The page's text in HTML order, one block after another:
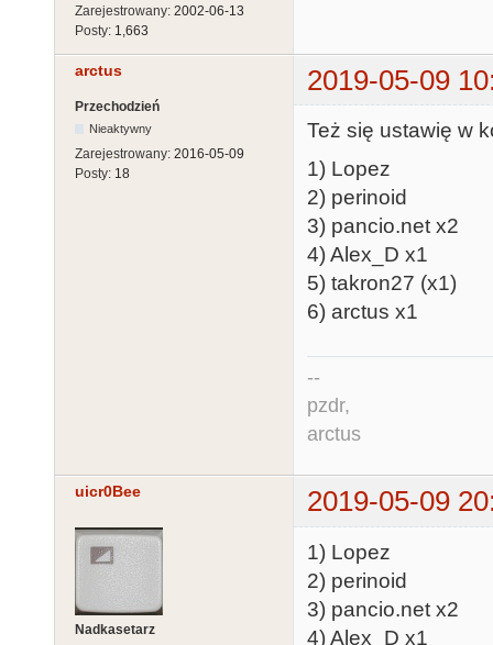
Zarejestrowany: 2002-06-13
Posty: 1,663
arctus 2019-05-09
Przechodzień
Nieaktywny
Zarejestrowany: 2016-05-09
Posty: 18
Też się ustawię w
1) Lopez
2) perinoid
3) pancio.net x2
4) Alex_D x1
5) takron27 (x1)
6) arctus x1
--
pzdr,
arctus
uicr0Bee 2019-05-09
Nadkasetarz
1) Lopez
2) perinoid
3) pancio.net x2
4) Alex_D x1